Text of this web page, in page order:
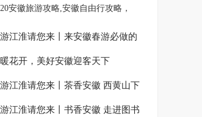
安徽旅游攻略,安徽自由行攻略，
安徽旅游攻略,安徽自助游,安徽自
江淮请您来丨来安徽春游必做的
小事
花开，美好安徽迎客天下
江淮请您来丨茶香安徽 西黄山下
，饮罢再尝富硒宴
江淮请您来丨书香安徽 走进图书